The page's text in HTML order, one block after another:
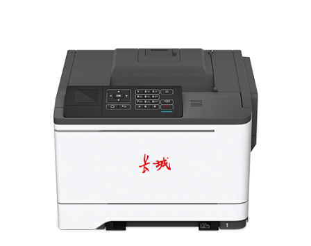
长城A280HN是一款高速红黑双色激光打印机，
打印速度38ppm，打印机主控处理器工作频率
1GHz,1GB大容量内存，支持红黑双色自动双
面输出...